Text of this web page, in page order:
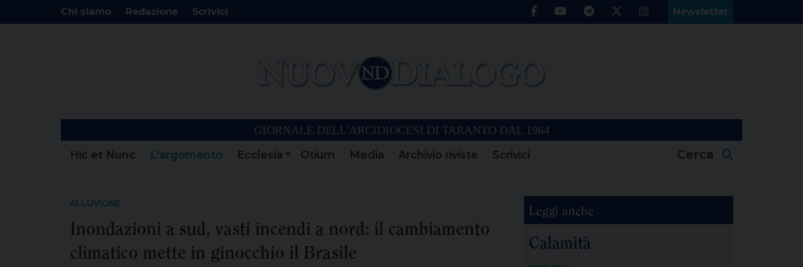
Chi siamo Redazione Scrivici Newsletter
GIORNALE DELL'ARCIDIOCESI DI TARANTO DAL 1964
Hic et Nunc L’argomento Ecclesia Otium Media Archivio riviste Scrivici Cerca
ALLUVIONE
Inondazioni a sud, vasti incendi a nord: il cambiamento
climatico mette in ginocchio il Brasile
Leggi anche
Calamità